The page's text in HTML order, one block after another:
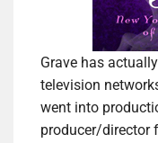
Grave has
television
went into
producer/director